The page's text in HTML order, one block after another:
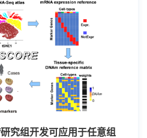
究组开发可应用于任意组